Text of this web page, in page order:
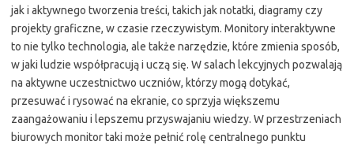
jak i aktywnego tworzenia treści, takich jak notatki, diagramy czy
projekty graficzne, w czasie rzeczywistym. Monitory interaktywne
to nie tylko technologia, ale także narzędzie, które zmienia sposób,
w jaki ludzie współpracują i uczą się. W salach lekcyjnych pozwalają
na aktywne uczestnictwo uczniów, którzy mogą dotykać,
przesuwać i rysować na ekranie, co sprzyja większemu
zaangażowaniu i lepszemu przyswajaniu wiedzy. W przestrzeniach
biurowych monitor taki może pełnić rolę centralnego punktu